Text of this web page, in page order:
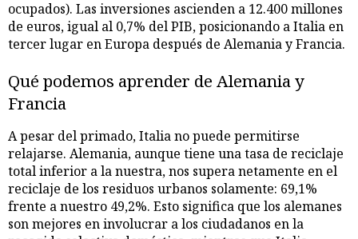
ocupados). Las inversiones ascienden a 12.400 millones
de euros, igual al 0,7% del PIB, posicionando a Italia en
tercer lugar en Europa después de Alemania y Francia.
Qué podemos aprender de Alemania y
Francia
A pesar del primado, Italia no puede permitirse
relajarse. Alemania, aunque tiene una tasa de reciclaje
total inferior a la nuestra, nos supera netamente en el
reciclaje de los residuos urbanos solamente: 69,1%
frente a nuestro 49,2%. Esto significa que los alemanes
son mejores en involucrar a los ciudadanos en la